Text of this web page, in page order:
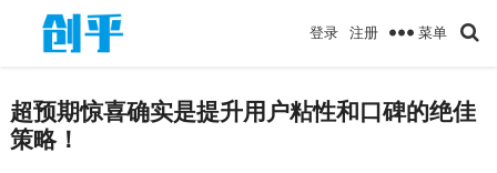
登录 注册 菜单
超预期惊喜确实是提升用户粘性和口碑的绝佳
策略！